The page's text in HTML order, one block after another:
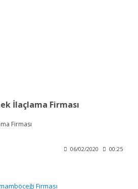
İlaçlama Firması
Firması
06/02/2020 00:25